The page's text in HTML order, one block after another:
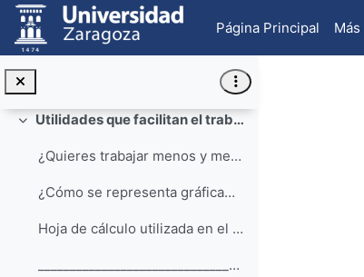
Salta al contenido principal
Página Principal
Más
Ejercicios básicos
Hoja de cálculo con la solución a los ejercicios básicos
Colapsar Utilidades que facilitan el trabajo con Calc
¿Quieres trabajar menos y mejor ??¡¡Queremos ayuda...
¿Cómo se representa gráficamente la información?
Hoja de cálculo utilizada en el vídeo: graficos.ods
__________________________________________________...